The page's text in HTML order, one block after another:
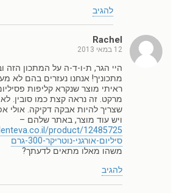
להגיב
Rachel
12 במאי 2013
היי הגר, ת-ו-ד-ה על המתכון הזה
מתכוניך! אנחנו נעזרים בהם לא
ראיתי מוצר שנקרא קליפות
מרקט. זה נראה קצת כמו סובין.
שצריך להיות אבקה דקיקה. אולי
ויש עוד מוצר, באתר שלהם –
סיליום-אורגני-נוטריקר-300-גרם
משהו מאלו מתאים לדעתך?
להגיב